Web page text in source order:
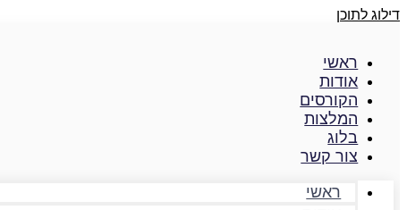
דילוג לתוכן
ראשי
אודות
הקורסים
המלצות
בלוג
צור קשר
ראשי